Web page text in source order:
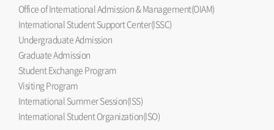
Office of International Admission & Management(OIAM)
International Student Support Center(ISSC)
Undergraduate Admission
Graduate Admission
Student Exchange Program
Visiting Program
International Summer Session(ISS)
International Student Organization(ISO)